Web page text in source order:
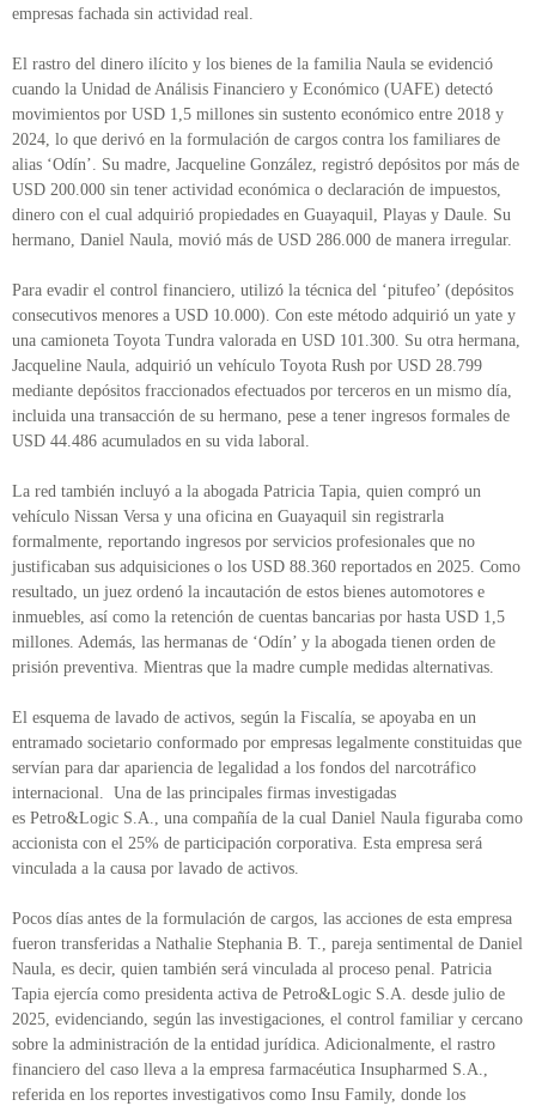
empresas fachada sin actividad real.
El rastro del dinero ilícito y los bienes de la familia Naula se evidenció
cuando la Unidad de Análisis Financiero y Económico (UAFE) detectó
movimientos por USD 1,5 millones sin sustento económico entre 2018 y
2024, lo que derivó en la formulación de cargos contra los familiares de
alias ‘Odín’. Su madre, Jacqueline González, registró depósitos por más de
USD 200.000 sin tener actividad económica o declaración de impuestos,
dinero con el cual adquirió propiedades en Guayaquil, Playas y Daule. Su
hermano, Daniel Naula, movió más de USD 286.000 de manera irregular.
Para evadir el control financiero, utilizó la técnica del ‘pitufeo’ (depósitos
consecutivos menores a USD 10.000). Con este método adquirió un yate y
una camioneta Toyota Tundra valorada en USD 101.300. Su otra hermana,
Jacqueline Naula, adquirió un vehículo Toyota Rush por USD 28.799
mediante depósitos fraccionados efectuados por terceros en un mismo día,
incluida una transacción de su hermano, pese a tener ingresos formales de
USD 44.486 acumulados en su vida laboral.
La red también incluyó a la abogada Patricia Tapia, quien compró un
vehículo Nissan Versa y una oficina en Guayaquil sin registrarla
formalmente, reportando ingresos por servicios profesionales que no
justificaban sus adquisiciones o los USD 88.360 reportados en 2025. Como
resultado, un juez ordenó la incautación de estos bienes automotores e
inmuebles, así como la retención de cuentas bancarias por hasta USD 1,5
millones. Además, las hermanas de ‘Odín’ y la abogada tienen orden de
prisión preventiva. Mientras que la madre cumple medidas alternativas.
El esquema de lavado de activos, según la Fiscalía, se apoyaba en un
entramado societario conformado por empresas legalmente constituidas que
servían para dar apariencia de legalidad a los fondos del narcotráfico
internacional. Una de las principales firmas investigadas
es Petro&Logic S.A., una compañía de la cual Daniel Naula figuraba como
accionista con el 25% de participación corporativa. Esta empresa será
vinculada a la causa por lavado de activos.
Pocos días antes de la formulación de cargos, las acciones de esta empresa
fueron transferidas a Nathalie Stephania B. T., pareja sentimental de Daniel
Naula, es decir, quien también será vinculada al proceso penal. Patricia
Tapia ejercía como presidenta activa de Petro&Logic S.A. desde julio de
2025, evidenciando, según las investigaciones, el control familiar y cercano
sobre la administración de la entidad jurídica. Adicionalmente, el rastro
financiero del caso lleva a la empresa farmacéutica Insupharmed S.A.,
referida en los reportes investigativos como Insu Family, donde los